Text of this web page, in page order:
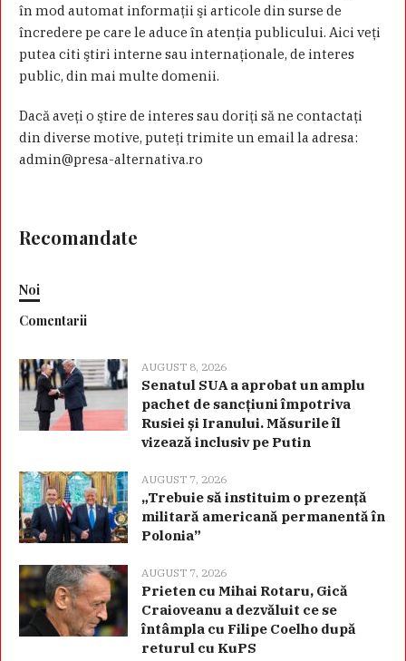
în mod automat informaţii şi articole din surse de
încredere pe care le aduce în atenţia publicului. Aici veţi
putea citi ştiri interne sau internaţionale, de interes
public, din mai multe domenii.
Dacă aveţi o ştire de interes sau doriţi să ne contactaţi
din diverse motive, puteţi trimite un email la adresa:
admin@presa-alternativa.ro
Recomandate
Noi
Comentarii
AUGUST 8, 2026
Senatul SUA a aprobat un amplu
pachet de sancțiuni împotriva
Rusiei și Iranului. Măsurile îl
vizează inclusiv pe Putin
AUGUST 7, 2026
„Trebuie să instituim o prezență
militară americană permanentă în
Polonia”
AUGUST 7, 2026
Prieten cu Mihai Rotaru, Gică
Craioveanu a dezvăluit ce se
întâmpla cu Filipe Coelho după
returul cu KuPS